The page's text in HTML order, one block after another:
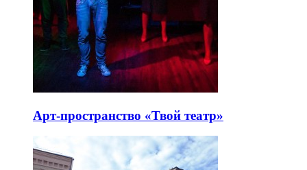
Арт-пространство «Твой театр»